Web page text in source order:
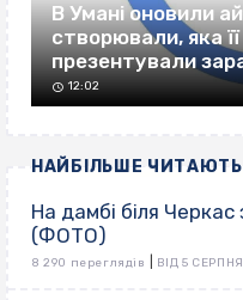
В Умані оновили
створювали, яка
презентували
12:02
НАЙБІЛЬШЕ ЧИТАЮТЬ
На дамбі біля
(ФОТО)
8 290 переглядів ВІД 5